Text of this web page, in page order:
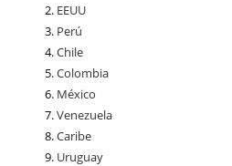
EEUU
Perú
Chile
Colombia
México
Venezuela
Caribe
Uruguay